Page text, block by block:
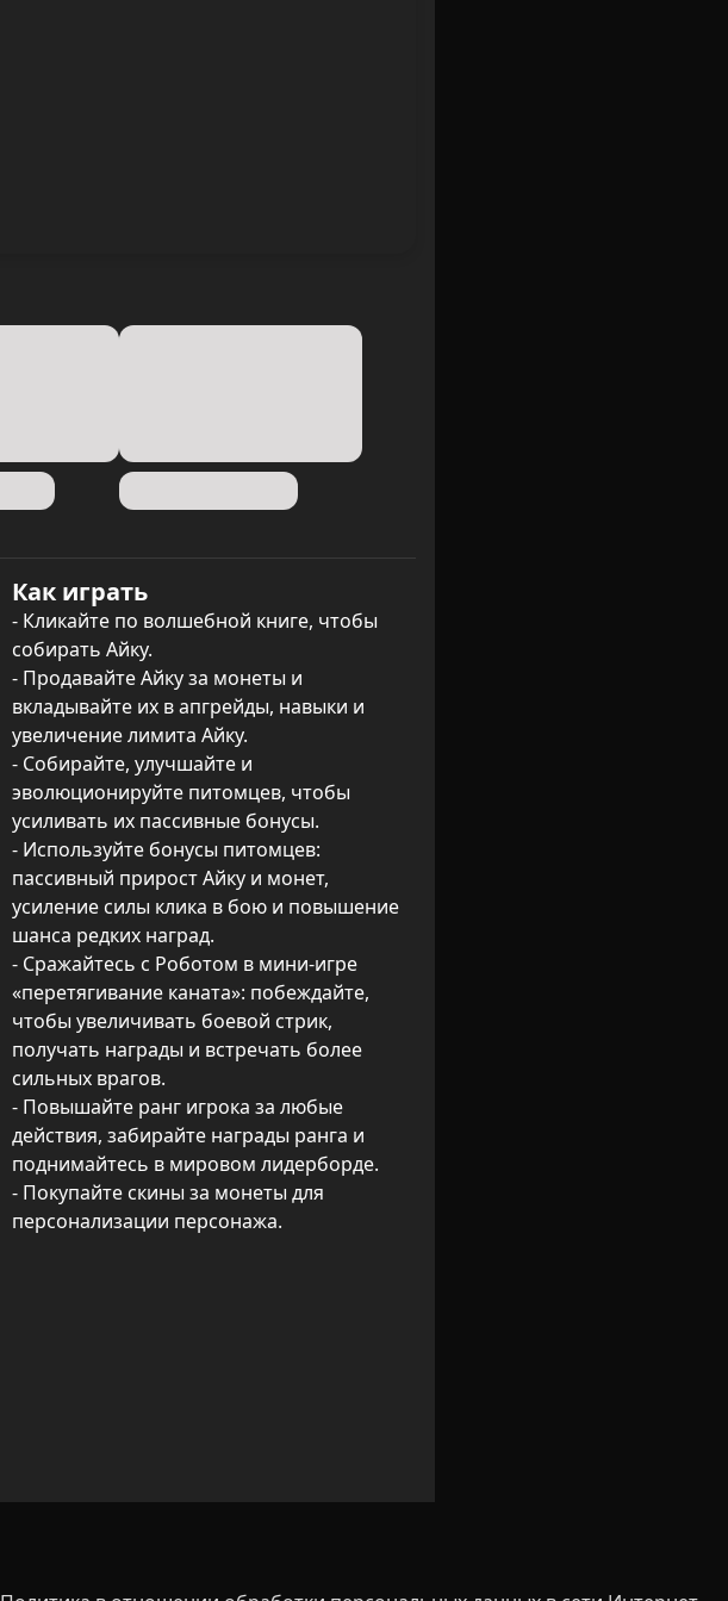
Как играть
- Кликайте по волшебной книге, чтобы
собирать Айку.
- Продавайте Айку за монеты и
вкладывайте их в апгрейды, навыки и
увеличение лимита Айку.
- Собирайте, улучшайте и
эволюционируйте питомцев, чтобы
усиливать их пассивные бонусы.
- Используйте бонусы питомцев:
пассивный прирост Айку и монет,
усиление силы клика в бою и повышение
шанса редких наград.
- Сражайтесь с Роботом в мини‑игре
«перетягивание каната»: побеждайте,
чтобы увеличивать боевой стрик,
получать награды и встречать более
сильных врагов.
- Повышайте ранг игрока за любые
действия, забирайте награды ранга и
поднимайтесь в мировом лидерборде.
- Покупайте скины за монеты для
персонализации персонажа.